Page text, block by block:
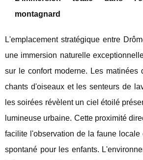
montagnard
L'emplacement stratégique entre
une immersion naturelle
sur le confort moderne. Les matinées
chants d'oiseaux et les senteurs de
les soirées révèlent un ciel étoilé
lumineuse urbaine. Cette proximité
facilite l'observation de la faune locale
spontané pour les enfants.